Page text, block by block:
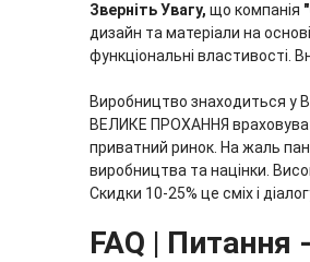
Зверніть Увагу, що компанія
дизайн та матеріали на
функціональні властивості.
Виробництво знаходиться у
ВЕЛИКЕ ПРОХАННЯ
приватний ринок. На жаль
виробництва та націнки.
Скидки 10-25% це сміх і
FAQ | Питання